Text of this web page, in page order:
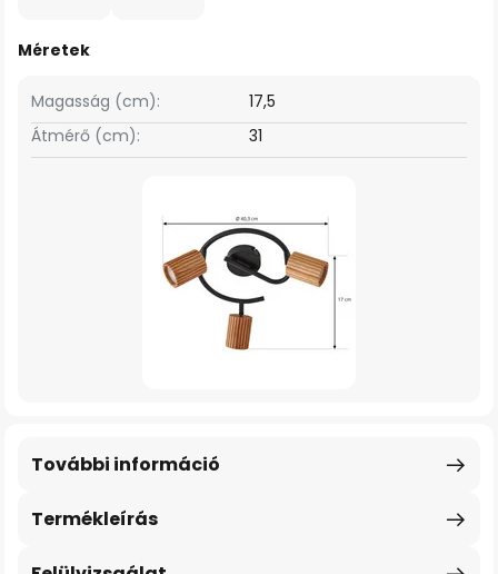
Méretek
Magasság (cm):
17,5
Átmérő (cm):
31
Termékleírás
További információ